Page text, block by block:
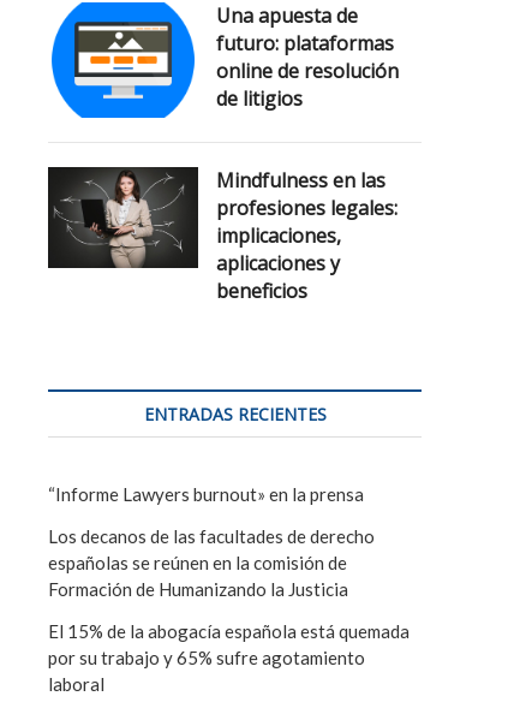
Una apuesta de
futuro: plataformas
online de resolución
de litigios
Mindfulness en las
profesiones legales:
implicaciones,
aplicaciones y
beneficios
ENTRADAS RECIENTES
“Informe Lawyers burnout» en la prensa
Los decanos de las facultades de derecho
españolas se reúnen en la comisión de
Formación de Humanizando la Justicia
El 15% de la abogacía española está quemada
por su trabajo y 65% sufre agotamiento
laboral